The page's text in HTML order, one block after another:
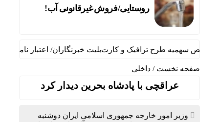
روستایی/فروش غیرقانونی آب!
سهمیه طرح ترافیک و کارت‌بلیت خبرنگاران/ اعتبار نامحدود
صفحه نخست / داخلی
عراقچی با پادشاه بحرین دیدار کرد
وزیر امور خارجه جمهوری اسلامی ایران دوشنبه